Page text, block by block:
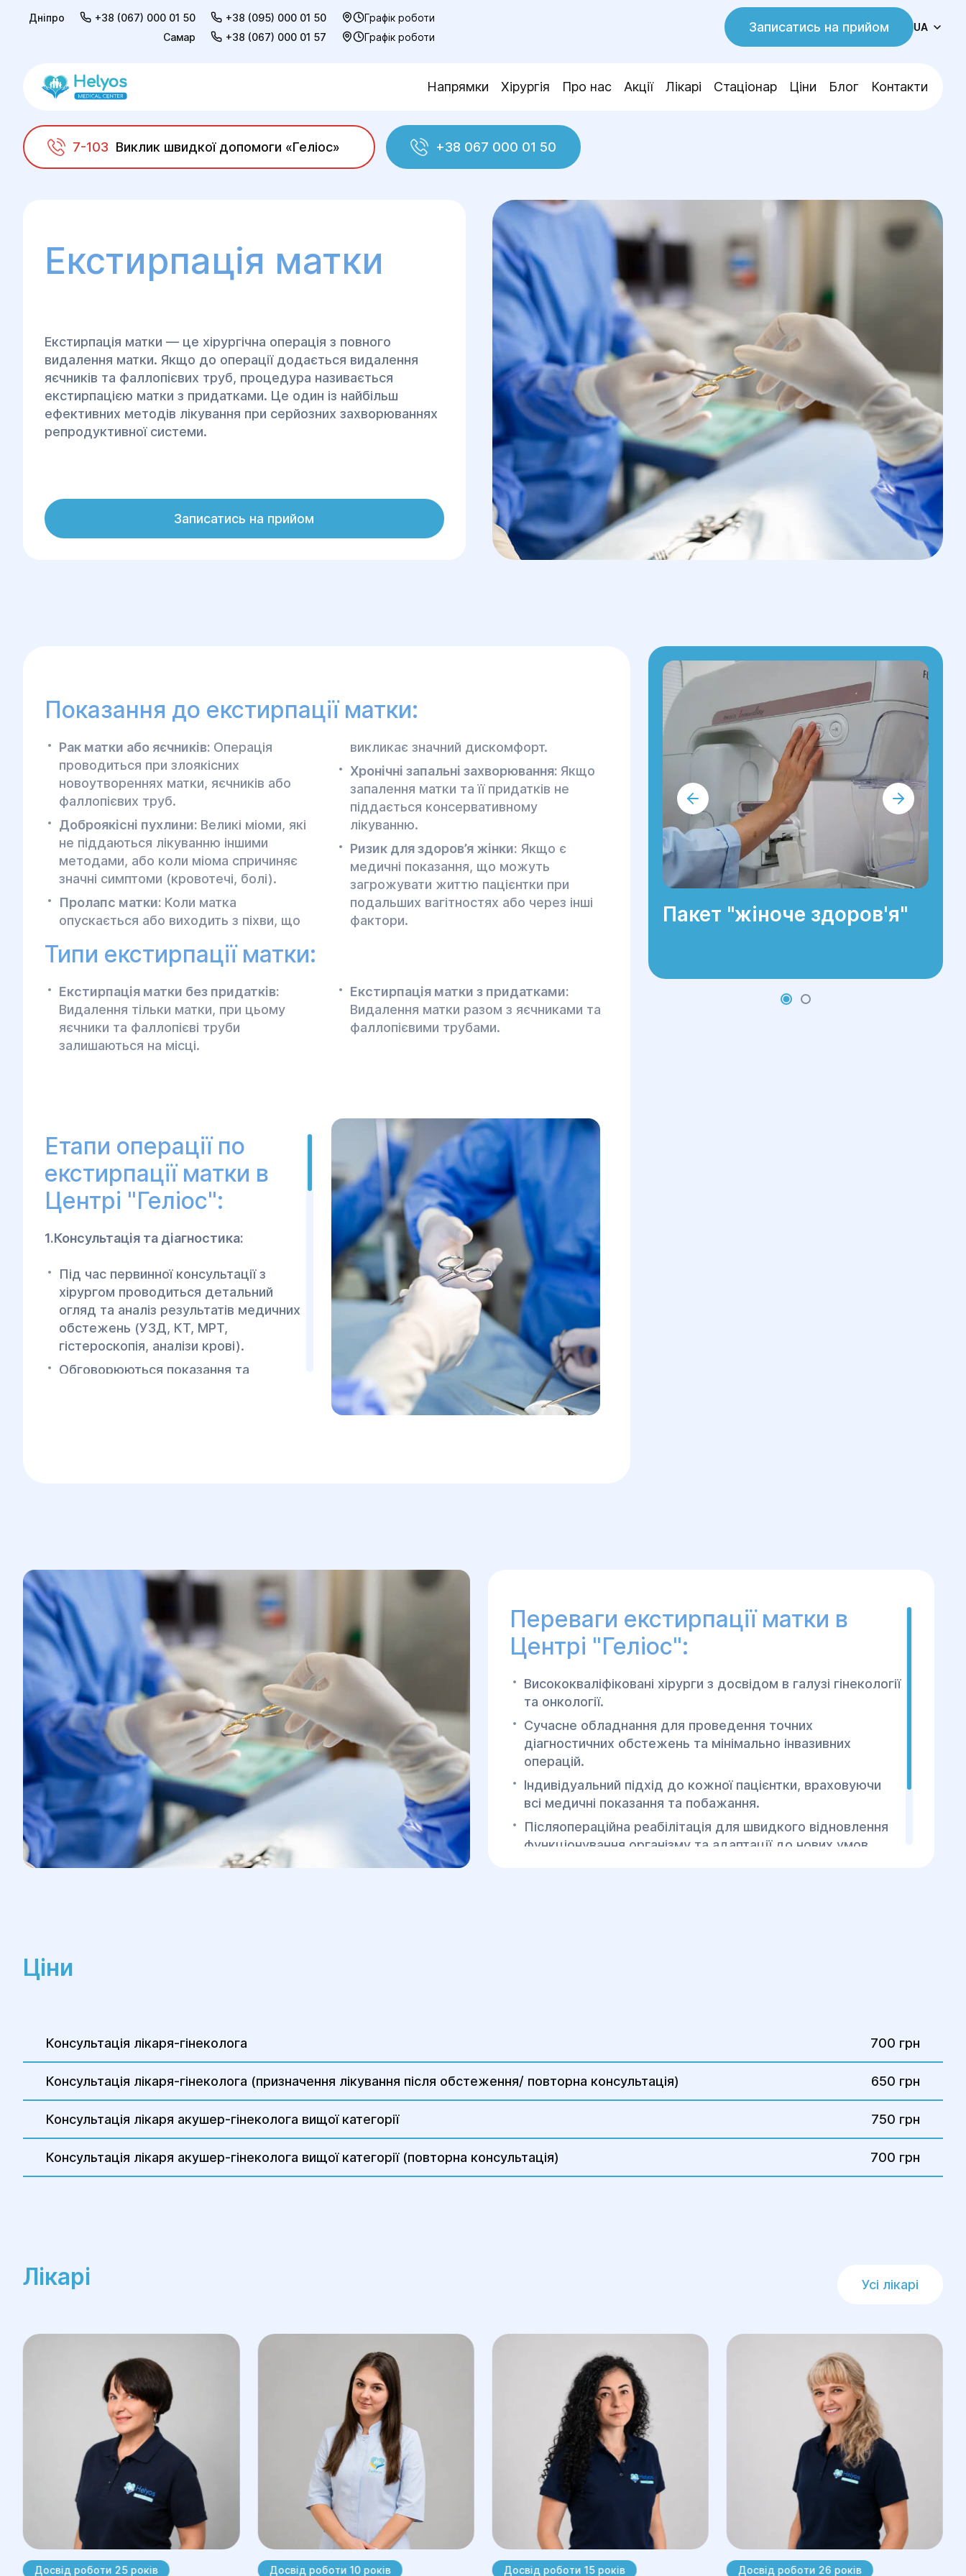
Дніпро +38 (067) 000 01 50 +38 (095) 000 01 50
Графік роботи
Самар
+38 (067) 000 01 57 Графік роботи
Записатись на прийом UA
Напрямки Хірургія Про нас Акції Лікарі Стаціонар Ціни Блог Контакти
7-103 Виклик швидкої допомоги «Геліос»
+38 067 000 01 50
Helyos
Екстирпація матки з / без придатків
Екстирпація матки
Екстирпація матки — це хірургічна операція з повного
видалення матки. Якщо до операції додається видалення
яєчників та фаллопієвих труб, процедура називається
екстирпацією матки з придатками. Це один із найбільш
ефективних методів лікування при серйозних захворюваннях
репродуктивної системи.
Записатись на прийом
Показання до екстирпації матки:
Рак матки або яєчників: Операція
проводиться при злоякісних
новоутвореннях матки, яєчників або
фаллопієвих труб.
Доброякісні пухлини: Великі міоми, які
не піддаються лікуванню іншими
методами, або коли міома спричиняє
значні симптоми (кровотечі, болі).
Пролапс матки: Коли матка
опускається або виходить з піхви, що
викликає значний дискомфорт.
Хронічні запальні захворювання: Якщо
запалення матки та її придатків не
піддається консервативному
лікуванню.
Ризик для здоров’я жінки: Якщо є
медичні показання, що можуть
загрожувати життю пацієнтки при
подальших вагітностях або через інші
фактори.
Типи екстирпації матки:
Екстирпація матки без придатків:
Видалення тільки матки, при цьому
яєчники та фаллопієві труби
залишаються на місці.
Екстирпація матки з придатками:
Видалення матки разом з яєчниками та
фаллопієвими трубами.
Етапи операції по
екстирпації матки в
Центрі "Геліос":
1.Консультація та діагностика:
Під час первинної консультації з
хірургом проводиться детальний
огляд та аналіз результатів медичних
обстежень (УЗД, КТ, МРТ,
гістероскопія, аналізи крові).
Обговорюються показання та
Описуються рекомендації щодо
дієти та прийому лікарських
препаратів, які необхідно припинити
перед операцією.
3.Операція:
Операція проводиться під загальним
або спинальним наркозом.
Метод доступу може бути через
традиційний розріз або
лапароскопічно, залежно від стану
пацієнтки та рекомендацій хірурга.
Лікар видаляє матку, а при
необхідності і яєчники з
фаллопієвими трубами.
4.Реабілітація:
Протягом перших днів після операції
інфекцій.
Важливим етапом є відновлення
гормонального балансу, якщо були
видалені яєчники, що вимагає
корекції гормональної терапії.
Пакет "жіноче здоров'я"
Переваги екстирпації матки в
Центрі "Геліос":
Висококваліфіковані хірурги з досвідом в галузі гінекології
та онкології.
Сучасне обладнання для проведення точних
діагностичних обстежень та мінімально інвазивних
операцій.
Індивідуальний підхід до кожної пацієнтки, враховуючи
всі медичні показання та побажання.
Післяопераційна реабілітація для швидкого відновлення
функціонування організму та адаптації до нових умов.
Ціни
Консультація лікаря-гінеколога 700 грн
Консультація лікаря-гінеколога (призначення лікування після обстеження/ повторна консультація) 650 грн
Консультація лікаря акушер-гінеколога вищої категорії 750 грн
Консультація лікаря акушер-гінеколога вищої категорії (повторна консультація) 700 грн
Лікарі Усі лікарі
Досвід роботи 25 років Досвід роботи 10 років Досвід роботи 15 років Досвід роботи 26 років